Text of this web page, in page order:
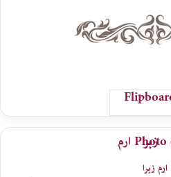
ارم زہرا